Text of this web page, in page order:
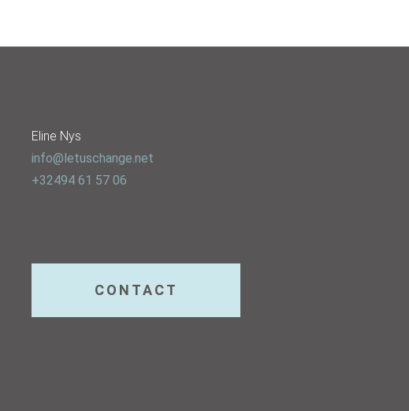
Eline Nys
info@letuschange.net
+32494 61 57 06
CONTACT